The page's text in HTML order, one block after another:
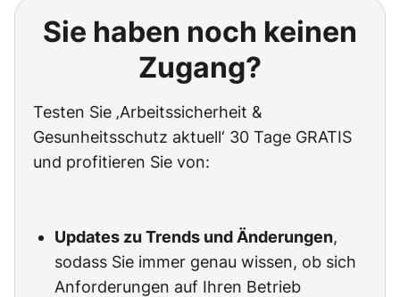
Sie haben noch keinen
Zugang?
Testen Sie ‚Arbeitssicherheit &
Gesunheitsschutz aktuell‘ 30 Tage GRATIS
und profitieren Sie von:
Updates zu Trends und Änderungen,
sodass Sie immer genau wissen, ob sich
Anforderungen auf Ihren Betrieb